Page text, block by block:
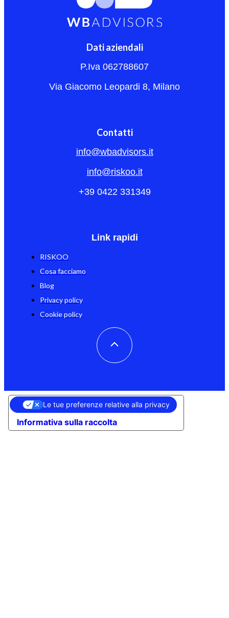
Dati aziendali
P.Iva 062788607
Via Giacomo Leopardi 8, Milano
Contatti
info@wbadvisors.it
info@riskoo.it
+39 0422 331349
Link rapidi
RISKOO
Cosa facciamo
Blog
Privacy policy
Cookie policy
Informativa sulla raccolta
Le tue preferenze relative alla privacy